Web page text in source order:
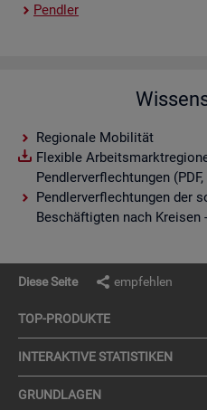
Pend­ler
Regionale Mobilität
Flexible
Pendlerverflechtungen (PDF,
Pendlerverflechtungen der
Beschäftigten nach Kreisen
Diese Seite empfehlen
TOP-PRO­DUK­TE
IN­TER­AK­TI­VE STA­TIS­TI­KEN
GRUND­LA­GEN